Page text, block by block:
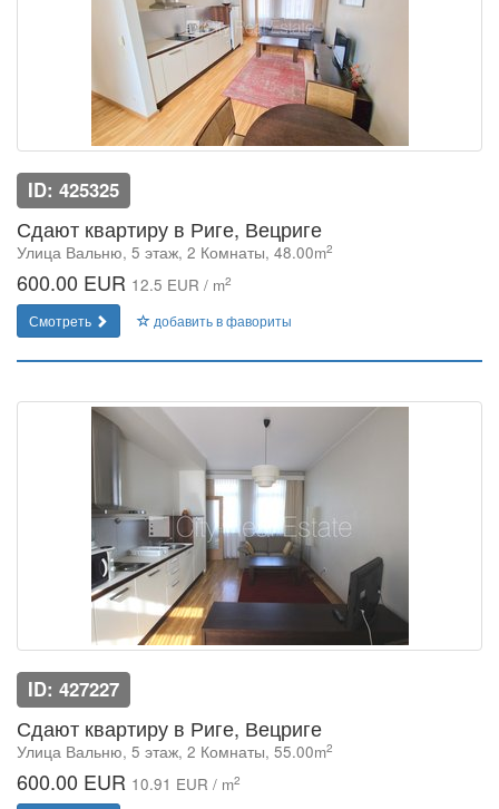
ID: 425325
Сдают квартиру в Риге, Вецриге
Улица Вальню, 5 этаж, 2 Комнаты, 48.00m2
600.00 EUR 12.5 EUR / m2
Смотреть добавить в фавориты
ID: 427227
Сдают квартиру в Риге, Вецриге
Улица Вальню, 5 этаж, 2 Комнаты, 55.00m2
600.00 EUR 10.91 EUR / m2